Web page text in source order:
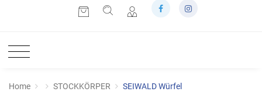
Home STOCKKÖRPER SEIWALD Würfel